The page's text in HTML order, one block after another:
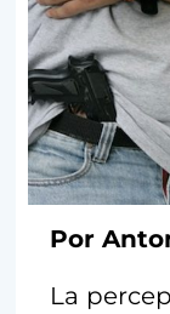
Por
La